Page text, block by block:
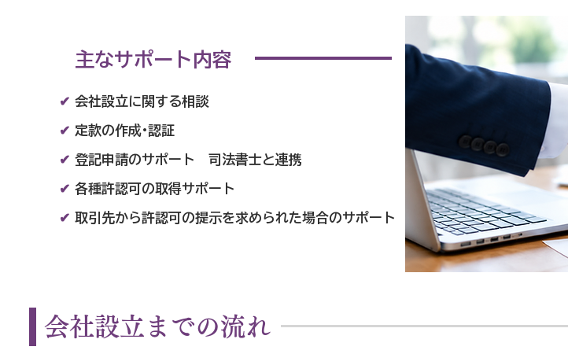
主なサポート内容
✔ 会社設立に関する相談
✔ 定款の作成·認証
✔ 登記申請のサポート 司法書士と連携
✔ 各種許認可の取得サポート
✔ 取引先から許認可の提示を求められた場合のサポート
会社設立までの流れ